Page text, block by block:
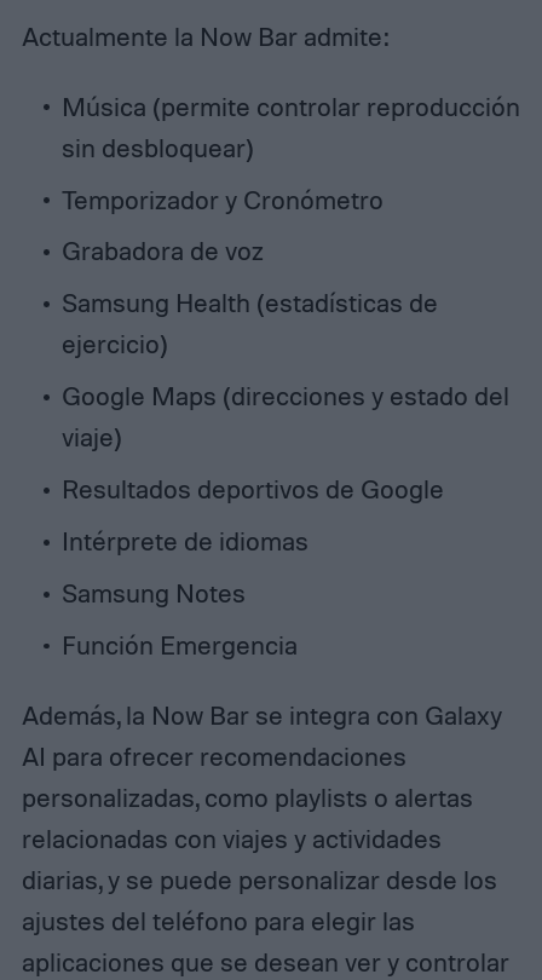
Actualmente la Now Bar admite:
Música (permite controlar reproducción
sin desbloquear)
Temporizador y Cronómetro
Grabadora de voz
Samsung Health (estadísticas de
ejercicio)
Google Maps (direcciones y estado del
viaje)
Resultados deportivos de Google
Intérprete de idiomas
Samsung Notes
Función Emergencia
Además, la Now Bar se integra con Galaxy
AI para ofrecer recomendaciones
personalizadas, como playlists o alertas
relacionadas con viajes y actividades
diarias, y se puede personalizar desde los
ajustes del teléfono para elegir las
aplicaciones que se desean ver y controlar